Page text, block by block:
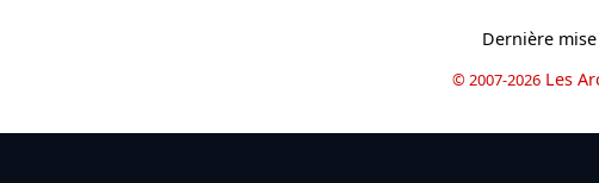
Bluesky
sur Facebook
Dernière
© 2007-2026 Les